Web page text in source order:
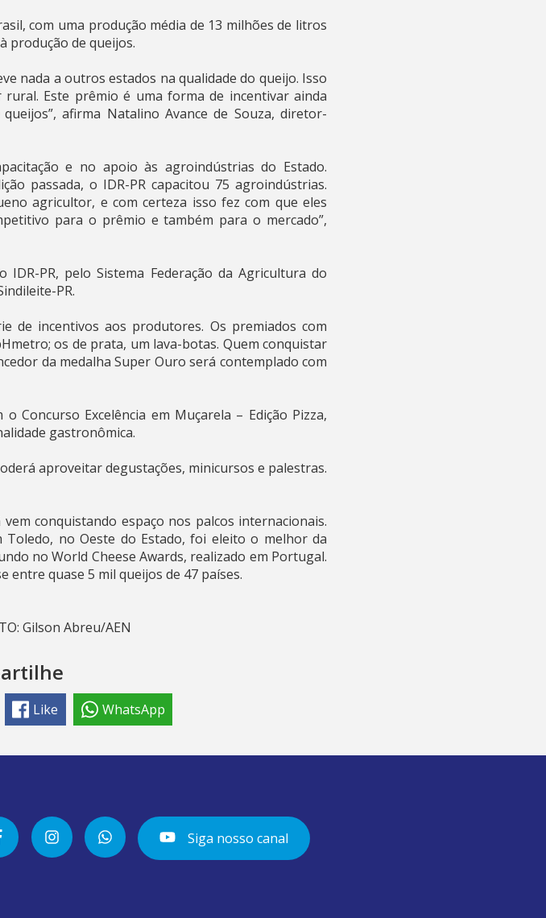
com uma produção média de 13 milhões de litros
produção de queijos.
nada a outros estados na qualidade do queijo. Isso
Este prêmio é uma forma de incentivar ainda
afirma Natalino Avance de Souza, diretor-
e no apoio às agroindústrias do Estado.
passada, o IDR-PR capacitou 75 agroindústrias.
agricultor, e com certeza isso fez com que eles
para o prêmio e também para o mercado”,
PR, pelo Sistema Federação da Agricultura do
PR.
de incentivos aos produtores. Os premiados com
os de prata, um lava-botas. Quem conquistar
da medalha Super Ouro será contemplado com
Concurso Excelência em Muçarela – Edição Pizza,
gastronômica.
aproveitar degustações, minicursos e palestras.
conquistando espaço nos palcos internacionais.
no Oeste do Estado, foi eleito o melhor da
no World Cheese Awards, realizado em Portugal.
entre quase 5 mil queijos de 47 países.
Gilson Abreu/AEN
Like WhatsApp
Siga nosso canal